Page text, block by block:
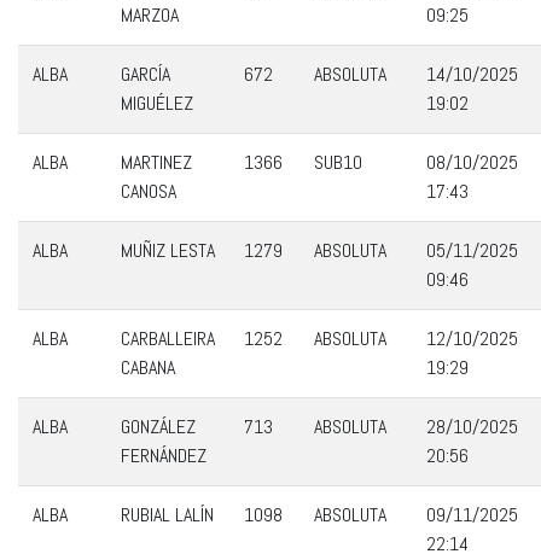
MARZOA
09:25
ALBA
GARCÍA
MIGUÉLEZ
672 ABSOLUTA
14/10/2025
19:02
ALBA
MARTINEZ
CANOSA
1366 SUB10
08/10/2025
17:43
ALBA MUÑIZ LESTA 1279 ABSOLUTA
05/11/2025
09:46
ALBA
CARBALLEIRA
CABANA
1252 ABSOLUTA
12/10/2025
19:29
ALBA
GONZÁLEZ
FERNÁNDEZ
713 ABSOLUTA
28/10/2025
20:56
ALBA RUBIAL LALÍN 1098 ABSOLUTA
09/11/2025
22:14